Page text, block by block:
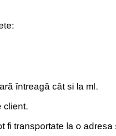
întreagă cât si la ml.
client.
transportate la o